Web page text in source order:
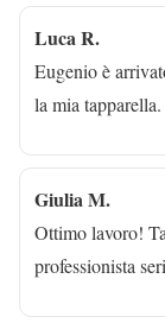
Luca R.
Eugenio è
la mia
Giulia M.
Ottimo lavoro!
professionista